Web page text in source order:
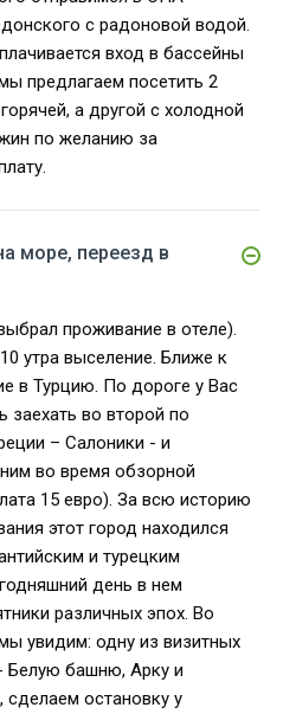
с радоновой водой.
вход в бассейны
предлагаем посетить 2
а другой с холодной
по желанию за
море, переезд в
проживание в отеле).
утра выселение. Ближе к
в Турцию. По дороге у Вас
заехать во второй по
– Салоники - и
во время обзорной
15 евро). За всю историю
этот город находился
и турецким
день в нем
различных эпох. Во
увидим: одну из визитных
Белую башню, Арку и
сделаем остановку у